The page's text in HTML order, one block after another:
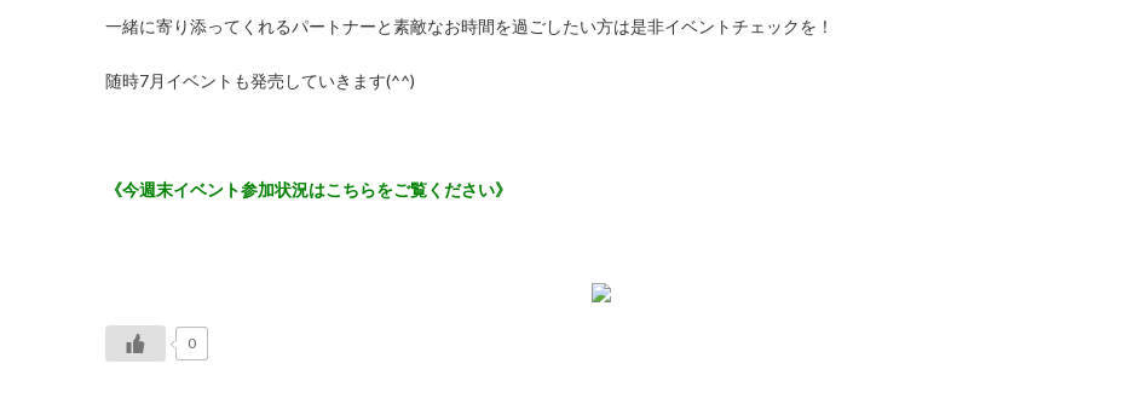
一緒に寄り添ってくれるパートナーと素敵なお時間を過ごしたい方は是非イベントチェックを！
随時7月イベントも発売していきます(^^)
《今週末イベント参加状況はこちらをご覧ください》
0